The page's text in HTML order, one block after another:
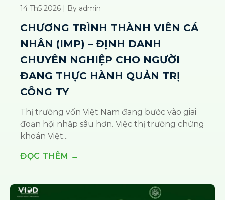
14 Th5 2026 | By admin
CHƯƠNG TRÌNH THÀNH VIÊN CÁ
NHÂN (IMP) – ĐỊNH DANH
CHUYÊN NGHIỆP CHO NGƯỜI
ĐANG THỰC HÀNH QUẢN TRỊ
CÔNG TY
Thị trường vốn Việt Nam đang bước vào giai
đoạn hội nhập sâu hơn. Việc thị trường chứng
khoán Việt...
ĐỌC THÊM →